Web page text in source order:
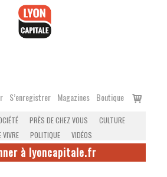
S’enregistrer Magazines Boutique
Voir
PRÈS DE CHEZ VOUS
CULTURE
VIVRE
POLITIQUE VIDÉOS
à lyoncapitale.fr